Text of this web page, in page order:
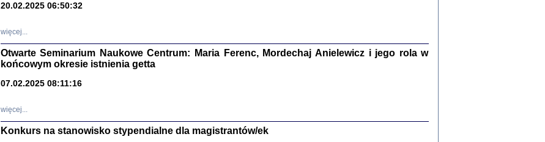
Warszawa 2017
Pisma Kopla i Mirki Piżyców o życiu w getcie i okupowanej
Warszawie
20.02.2025 06:50:32
więcej...
Otwarte Seminarium Naukowe Centrum: Maria Ferenc, Mordechaj Anielewicz i jego rola w
końcowym okresie istnienia getta
07.02.2025 08:11:16
więcej...
Konkurs na stanowisko stypendialne dla magistrantów/ek